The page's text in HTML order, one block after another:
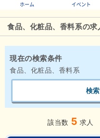
ホーム イベント
食品、化粧品、香料系の求
現在の検索条件
食品、化粧品、香料系
検
該当数 5 求人